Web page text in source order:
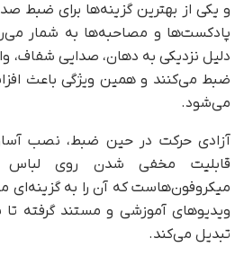
و یکی از بهترین گزینه‌ها برای ضبط
پادکست‌ها و مصاحبه‌ها به شمار
دلیل نزدیکی به دهان، صدایی شفاف،
ضبط می‌کنند و همین ویژگی باعث
می‌شود.
آزادی حرکت در حین ضبط، نصب
قابلیت مخفی شدن روی لباس
میکروفون‌هاست که آن را به گزینه‌ای
ویدیوهای آموزشی و مستند گرفته
تبدیل می‌کند.